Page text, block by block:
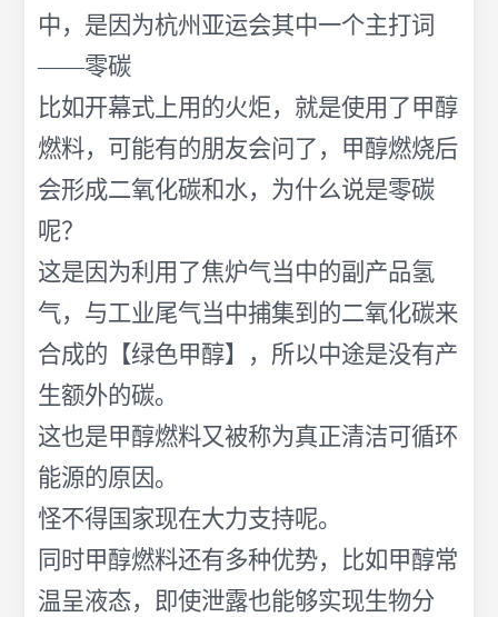
中，是因为杭州亚运会其中一个主打词
——零碳
比如开幕式上用的火炬，就是使用了甲醇
燃料，可能有的朋友会问了，甲醇燃烧后
会形成二氧化碳和水，为什么说是零碳
呢？
这是因为利用了焦炉气当中的副产品氢
气，与工业尾气当中捕集到的二氧化碳来
合成的【绿色甲醇】，所以中途是没有产
生额外的碳。
这也是甲醇燃料又被称为真正清洁可循环
能源的原因。
怪不得国家现在大力支持呢。
同时甲醇燃料还有多种优势，比如甲醇常
温呈液态，即使泄露也能够实现生物分